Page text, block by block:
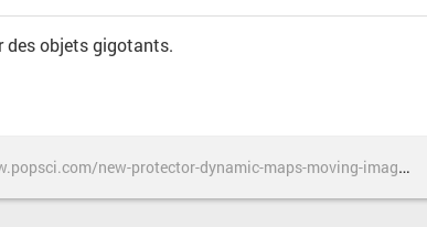
des objets gigotants.
h
ttp://www.popsci.com/new-protector-dynamic-maps-moving-images-onto-moving-objects?dom=rss-default&src=syn